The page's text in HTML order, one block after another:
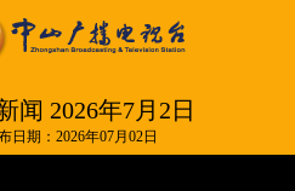
闻 2026年7月2日
日期：2026年07月02日